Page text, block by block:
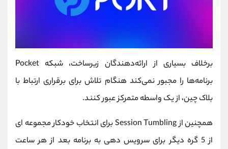
برخلاف بسیاری از ارائه‌دهندگان زیرساخت، شبکه Pocket
برنامه‌ها را مجبور نمی‌کند هنگام تلاش برای برقراری ارتباط با
بلاک چین، از یک واسطه متمرکز عبور کنند.
همچنین از Session Tumbling برای انتخاب خودکار مجموعه ای
از 5 گره دیگر برای سرویس دهی به برنامه بعد از هر ساعت